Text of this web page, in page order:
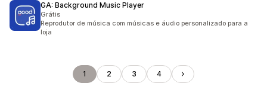
GA: Background Music Player
Grátis
Reprodutor de música com músicas e áudio personalizado para a
loja
1 2 3 4